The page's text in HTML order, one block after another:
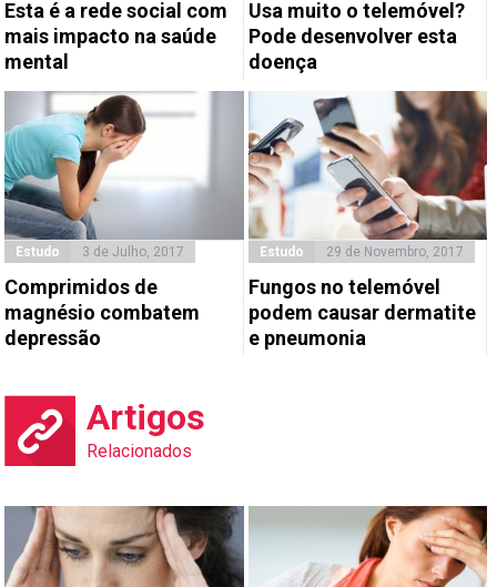
Esta é a rede social com
mais impacto na saúde
mental
Usa muito o telemóvel?
Pode desenvolver esta
doença
Estudo 3 de Julho, 2017
Comprimidos de
magnésio combatem
depressão
Estudo 29 de Novembro, 2017
Fungos no telemóvel
podem causar dermatite
e pneumonia
Artigos
Relacionados